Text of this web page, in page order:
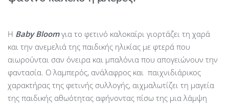
Η Baby Bloom για το φετινό καλοκαίρι γιορτάζει τη χαρά
και την ανεμελιά της παιδικής ηλικίας με φτερά που
αιωρούνται σαν όνειρα και μπαλόνια που απογειώνουν την
φαντασία. Ο λαμπερός, ανάλαφρος και παιχνιδιάρικος
χαρακτήρας της φετινής συλλογής, αιχμαλωτίζει τη μαγεία
της παιδικής αθωότητας αφήνοντας πίσω της μια λάμψη